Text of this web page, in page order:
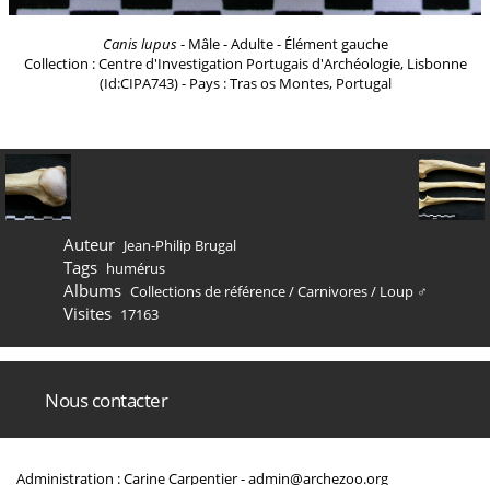
Canis lupus- Mâle - Adulte - Élément gauche
Collection : Centre d'Investigation Portugais d'Archéologie, Lisbonne
(Id:CIPA743) - Pays : Tras os Montes, Portugal
Auteur Jean-Philip Brugal
Tags humérus
Albums Collections de référence/Carnivores/ Loup ♂
Visites 17163
Nous contacter
Administration : Carine Carpentier -admin@archezoo.org